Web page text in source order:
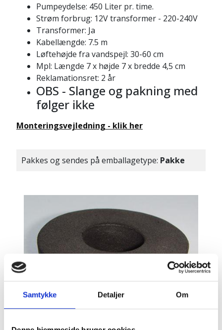
Samtykke Detaljer Om
Pumpeydelse: 450 Liter pr. time.
Strøm forbrug: 12V transformer - 220-240V
Transformer: Ja
Kabellængde: 7.5 m
Løftehøjde fra vandspejl: 30-60 cm
Mpl: Længde 7 x højde 7 x bredde 4,5 cm
Reklamationsret: 2 år
OBS - Slange og pakning med
følger ikke
Monteringsvejledning - klik her
Pakkes og sendes på emballagetype: Pakke